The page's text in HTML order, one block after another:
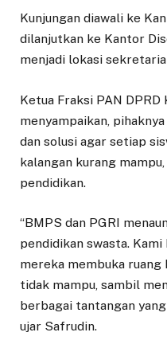
Kunjungan diawali ke
dilanjutkan ke Kantor
menjadi lokasi
Ketua Fraksi PAN
menyampaikan,
dan solusi agar setiap
kalangan kurang
pendidikan.
“BMPS dan PGRI
pendidikan swasta.
mereka membuka ruang
tidak mampu, sambil
berbagai tantangan
ujar Safrudin.